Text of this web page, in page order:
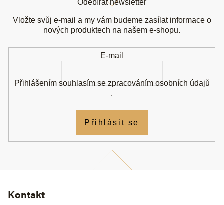
Kontakt
Odebírat newsletter
Vložte svůj e-mail a my vám budeme zasílat informace o
nových produktech na našem e-shopu.
E-mail
Přihlášením souhlasím se zpracováním osobních údajů
.
Přihlásit se